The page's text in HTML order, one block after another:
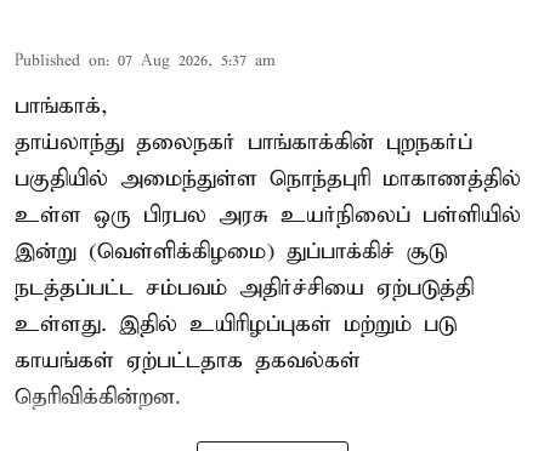
Published on: 07 Aug 2026, 5:37 am
பாங்காக்,
தாய்லாந்து தலைநகர் பாங்காக்கின் புறநகர்ப்
பகுதியில் அமைந்துள்ள நொந்தபுரி மாகாணத்தில்
உள்ள ஒரு பிரபல அரசு உயர்நிலைப் பள்ளியில்
இன்று (வெள்ளிக்கிழமை) துப்பாக்கிச் சூடு
நடத்தப்பட்ட சம்பவம் அதிர்ச்சியை ஏற்படுத்தி
உள்ளது. இதில் உயிரிழப்புகள் மற்றும் படு
காயங்கள் ஏற்பட்டதாக தகவல்கள்
தெரிவிக்கின்றன.